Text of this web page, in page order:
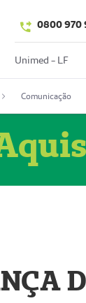
0800 970
Unimed - LF
Comunicação